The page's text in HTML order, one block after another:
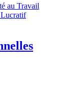
au Travail
Lucratif